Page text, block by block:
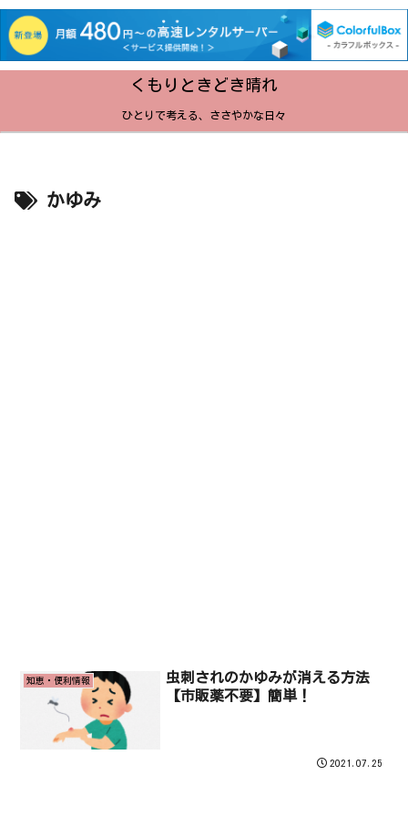
くもりときどき晴れ
ひとりで考える、ささやかな日々
かゆみ
知恵・便利情報
虫刺されのかゆみが消える方法
【市販薬不要】簡単！
2021.07.25